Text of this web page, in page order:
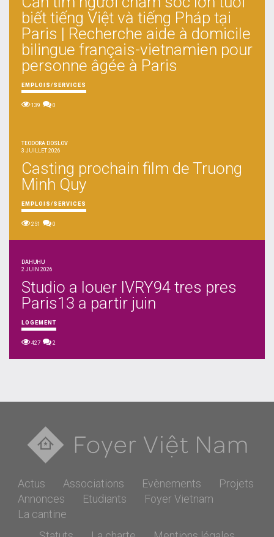
biết tiếng Việt và tiếng Pháp tại
Paris | Recherche aide à domicile
bilingue français-vietnamien pour
personne âgée à Paris
EMPLOIS/SERVICES
139 0
TEODORA DOSLOV
3 JUILLET 2026
Casting prochain film de Truong
Minh Quy
EMPLOIS/SERVICES
251 0
DAHUHU
2 JUIN 2026
Studio a louer IVRY94 tres pres
Paris13 a partir juin
LOGEMENT
427 2
Actus Associations Evènements
Projets
Annonces
Etudiants
Foyer Vietnam
La cantine